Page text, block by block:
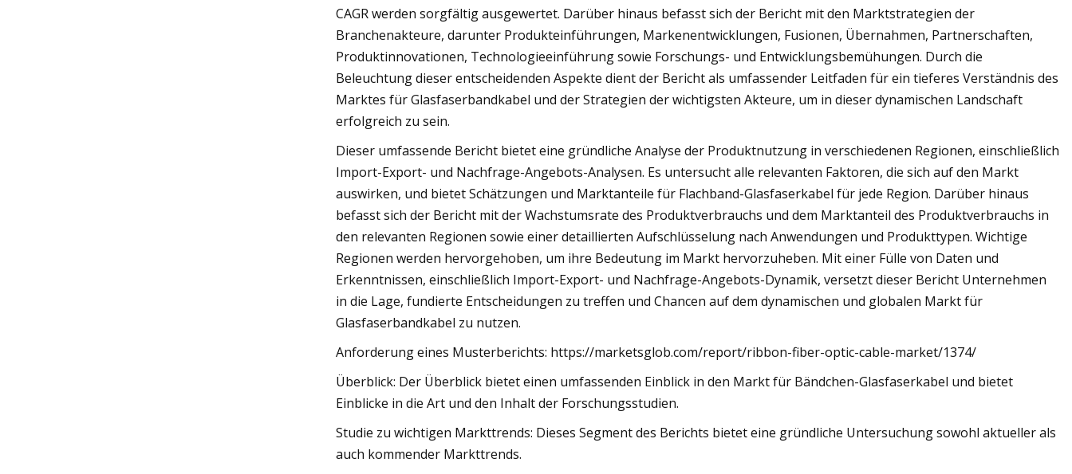
CAGR werden sorgfältig ausgewertet. Darüber hinaus befasst sich der Bericht mit den Marktstrategien der
Branchenakteure, darunter Produkteinführungen, Markenentwicklungen, Fusionen, Übernahmen, Partnerschaften,
Produktinnovationen, Technologieeinführung sowie Forschungs- und Entwicklungsbemühungen. Durch die
Beleuchtung dieser entscheidenden Aspekte dient der Bericht als umfassender Leitfaden für ein tieferes Verständnis des
Marktes für Glasfaserbandkabel und der Strategien der wichtigsten Akteure, um in dieser dynamischen Landschaft
erfolgreich zu sein.
Dieser umfassende Bericht bietet eine gründliche Analyse der Produktnutzung in verschiedenen Regionen, einschließlich
Import-Export- und Nachfrage-Angebots-Analysen. Es untersucht alle relevanten Faktoren, die sich auf den Markt
auswirken, und bietet Schätzungen und Marktanteile für Flachband-Glasfaserkabel für jede Region. Darüber hinaus
befasst sich der Bericht mit der Wachstumsrate des Produktverbrauchs und dem Marktanteil des Produktverbrauchs in
den relevanten Regionen sowie einer detaillierten Aufschlüsselung nach Anwendungen und Produkttypen. Wichtige
Regionen werden hervorgehoben, um ihre Bedeutung im Markt hervorzuheben. Mit einer Fülle von Daten und
Erkenntnissen, einschließlich Import-Export- und Nachfrage-Angebots-Dynamik, versetzt dieser Bericht Unternehmen
in die Lage, fundierte Entscheidungen zu treffen und Chancen auf dem dynamischen und globalen Markt für
Glasfaserbandkabel zu nutzen.
Anforderung eines Musterberichts: https://marketsglob.com/report/ribbon-fiber-optic-cable-market/1374/
Überblick: Der Überblick bietet einen umfassenden Einblick in den Markt für Bändchen-Glasfaserkabel und bietet
Einblicke in die Art und den Inhalt der Forschungsstudien.
Studie zu wichtigen Markttrends: Dieses Segment des Berichts bietet eine gründliche Untersuchung sowohl aktueller als
auch kommender Markttrends.